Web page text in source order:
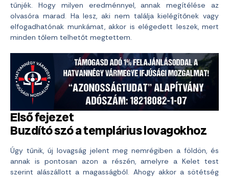
tűnjék. Hogy milyen eredménnyel, annak megítélése az
olvasóra marad. Ha lesz, aki nem találja kielégítőnek vagy
elfogadhatónak munkámat, akkor is elégedett leszek, mert
minden tőlem telhetőt megtettem.
Első fejezet
Buzdító szó a templárius lovagokhoz
Úgy tűnik, új lovagság jelent meg nemrégiben a földön, és
annak is pontosan azon a részén, amelyre a Kelet test
szerint alászállott a magasságból. Ahogy akkor a sötétség